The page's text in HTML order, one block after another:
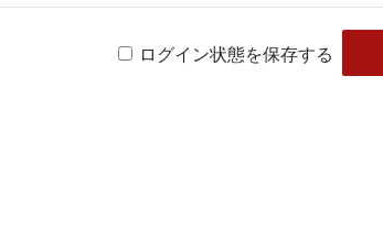
ログイン状態を保存する